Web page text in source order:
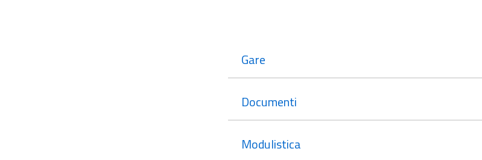
Gare
Documenti
Modulistica